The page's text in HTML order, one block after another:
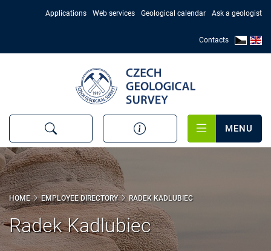
Applications Web services Geological calendar Ask a geologist
Contacts
MENU
HOME EMPLOYEE DIRECTORY RADEK KADLUBIEC
Radek Kadlubiec